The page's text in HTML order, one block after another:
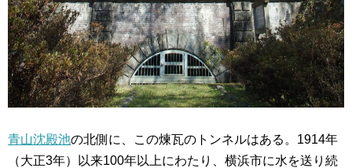
青山沈殿池の北側に、この煉瓦のトンネルはある。1914年
（大正3年）以来100年以上にわたり、横浜市に水を送り続